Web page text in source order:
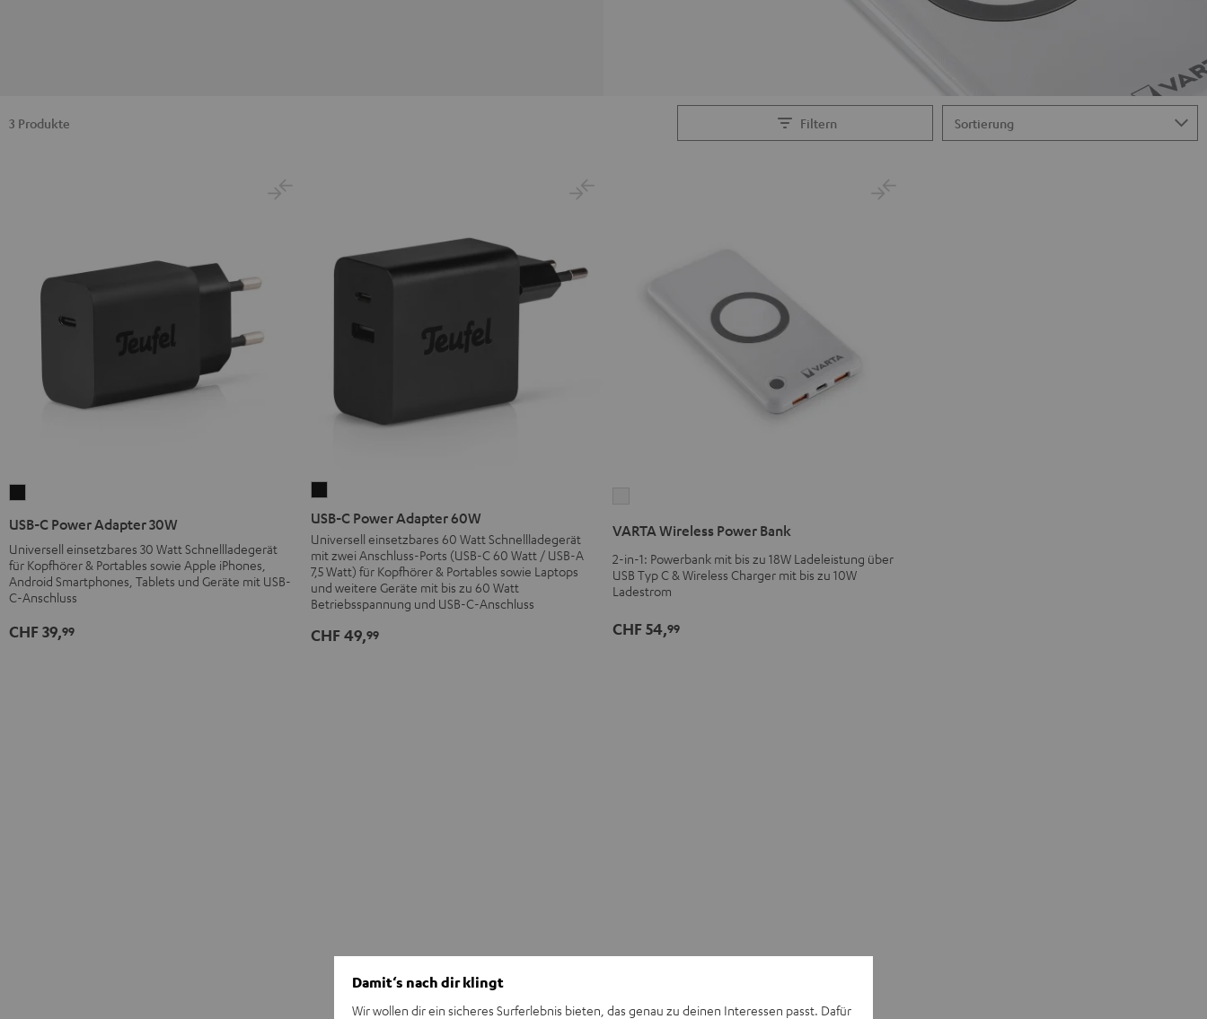
Filtern
3 Produkte
Adapter
30W
Schwarz
USB-C Power Adapter 30W
Universell einsetzbares 30 Watt Schnellladegerät
für Kopfhörer & Portables sowie Apple iPhones,
Android Smartphones, Tablets und Geräte mit USB-
C-Anschluss
CHF 39,99
C
Power
Adapter
60W
Schwarz
USB-C Power Adapter 60W
Universell einsetzbares 60 Watt Schnellladegerät
mit zwei Anschluss-Ports (USB-C 60 Watt / USB-A
7,5 Watt) für Kopfhörer & Portables sowie Laptops
und weitere Geräte mit bis zu 60 Watt
Betriebsspannung und USB-C-Anschluss
CHF 49,99
Power
Bank
Weiß
VARTA Wireless Power Bank
2-in-1: Powerbank mit bis zu 18W Ladeleistung über
USB Typ C & Wireless Charger mit bis zu 10W
Ladestrom
CHF 54,99
Damit‘s nach dir klingt
Wir wollen dir ein sicheres Surferlebnis bieten, das genau zu deinen Interessen passt. Dafür